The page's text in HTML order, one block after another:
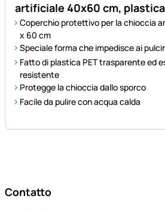
artificiale 40x60 cm,
Coperchio protettivo per la chioccia
x 60 cm
Speciale forma che impedisce ai
Fatto di plastica PET trasparente ed
resistente
Protegge la chioccia dallo sporco
Facile da pulire con acqua calda
Contatto